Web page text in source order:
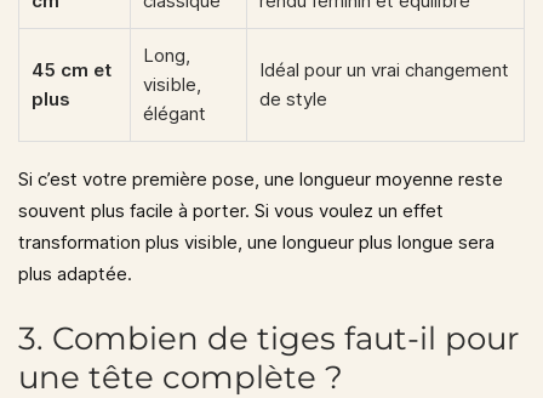
45 cm et
plus
Long,
visible,
élégant
Idéal pour un vrai changement
de style
Si c’est votre première pose, une longueur moyenne reste
souvent plus facile à porter. Si vous voulez un effet
transformation plus visible, une longueur plus longue sera
plus adaptée.
3. Combien de tiges faut-il pour
une tête complète ?